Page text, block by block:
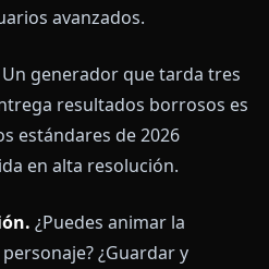
avanzados.
Un generador que tarda tres
resultados borrosos es
estándares de 2026
en alta resolución.
¿Puedes animar la
¿Guardar y